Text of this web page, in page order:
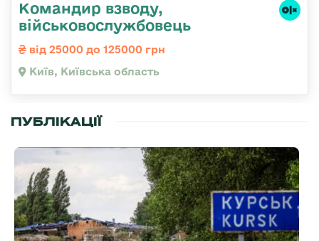
Командир взводу,
військовослужбовець
від 25000 до 125000 грн
Київ, Київська область
ПУБЛІКАЦІЇ